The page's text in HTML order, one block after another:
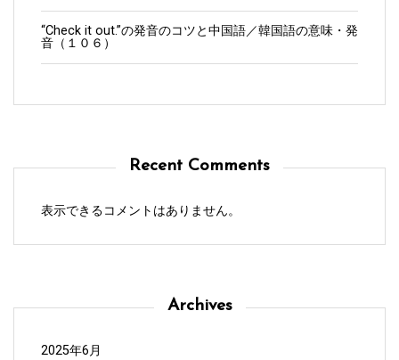
“Check it out.”の発音のコツと中国語／韓国語の意味・発
音（１０６）
Recent Comments
表示できるコメントはありません。
Archives
2025年6月